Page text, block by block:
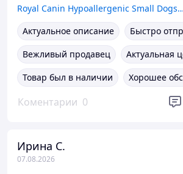
Royal Canin Hypoallergenic Small Dogs (Гипоалердженик) сухой корм для собак мелких размеров при аллергии, 1 КГ
Актуальное описание
Быстро
Вежливый продавец
Актуальная
Товар был в наличии
Хорошее
Коментарии 0
Ирина С.
07.08.2026